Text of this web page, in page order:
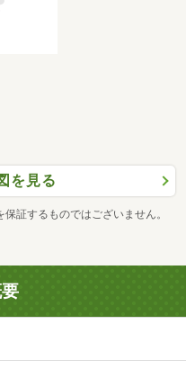
を見る
証するものではございません。